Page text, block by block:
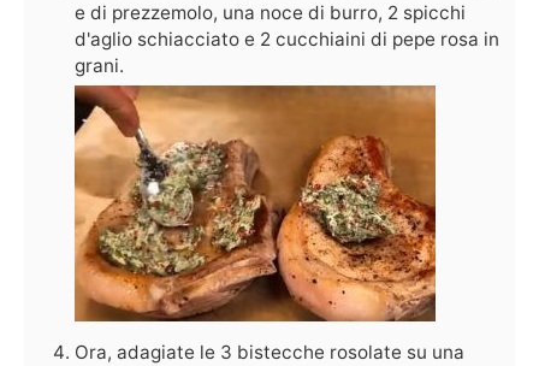
e di prezzemolo, una noce di burro, 2 spicchi
d'aglio schiacciato e 2 cucchiaini di pepe rosa in
grani.
Ora, adagiate le 3 bistecche rosolate su una